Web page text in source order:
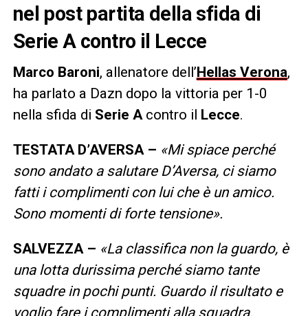
nel post partita della sfida di
Serie A contro il Lecce
Marco Baroni, allenatore dell’Hellas Verona,
ha parlato a Dazn dopo la vittoria per 1-0
nella sfida di Serie Acontro il Lecce.
TESTATA D’AVERSA – «Mi spiace perché
sono andato a salutare D’Aversa, ci siamo
fatti i complimenti con lui che è un amico.
Sono momenti di forte tensione».
SALVEZZA – «La classifica non la guardo, è
una lotta durissima perché siamo tante
squadre in pochi punti. Guardo il risultato e
voglio fare i complimenti alla squadra.